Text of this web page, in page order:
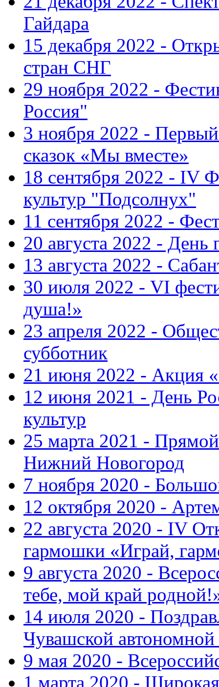
Гайдара
15 декабря 2022 -
стран СНГ
29 ноября 2022 -
Россия"
3 ноября 2022 -
сказок «Мы вместе»
18 сентября 2022 - IV
культур "Подсолнух"
11 сентября 2022 -
20 августа 2022 - День
13 августа 2022 -
30 июля 2022 - VI
душа!»
23 апреля 2022 -
субботник
21 июня 2022 - Акция
12 июня 2021 - День
культур
25 марта 2021 -
Нижний Новогород
7 ноября 2020 -
12 октября 2020 -
22 августа 2020 - IV
гармошки «Играй,
9 августа 2020 -
тебе, мой край
14 июля 2020 -
Чувашской автономной
9 мая 2020 -
1 марта 2020 -